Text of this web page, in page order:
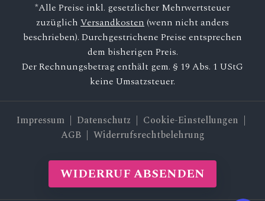
*Alle Preise inkl. gesetzlicher Mehrwertsteuer
zuzüglich Versandkosten(wenn nicht anders
beschrieben). Durchgestrichene Preise entsprechen
dem bisherigen Preis.
Der Rechnungsbetrag enthält gem. § 19 Abs. 1 UStG
keine Umsatzsteuer.
Impressum | Datenschutz | Cookie-Einstellungen |
AGB| Widerrufsrechtbelehrung
WIDERRUF ABSENDEN